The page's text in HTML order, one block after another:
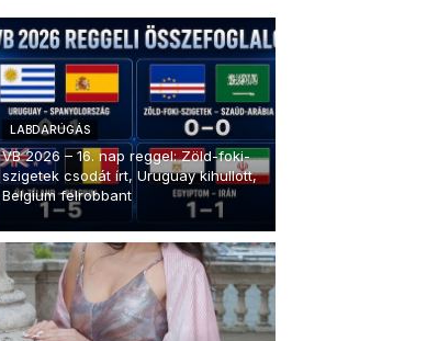
LABDARÚGÁS
VB 2026 – 16. nap reggel: Zöld-foki-
szigetek csodát írt, Uruguay kihullott,
Belgium felrobbant